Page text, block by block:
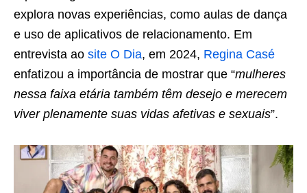
explora novas experiências, como aulas de dança
e uso de aplicativos de relacionamento. Em
entrevista ao site O Dia, em 2024, Regina Casé
enfatizou a importância de mostrar que “mulheres
nessa faixa etária também têm desejo e merecem
viver plenamente suas vidas afetivas e sexuais”.